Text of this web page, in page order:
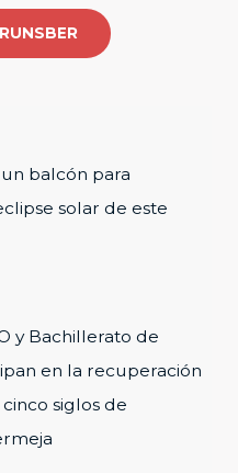
balcón para
solar de este
y Bachillerato de
en la recuperación
siglos de